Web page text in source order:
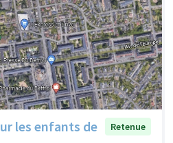
les enfants de
Retenue